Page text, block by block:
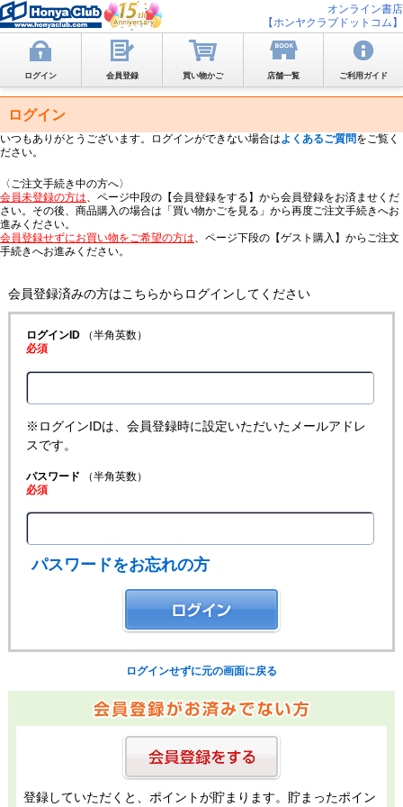
オンライン書店
【ホンヤクラブドットコム】
ログイン 会員登録 買い物かご 店舗一覧 ご利用ガイド
ログイン
いつもありがとうございます。ログインができない場合はよくあるご質問をご覧く
ださい。
〈ご注文手続き中の方へ〉
会員未登録の方は、ページ中段の【会員登録をする】から会員登録をお済ませくだ
さい。その後、商品購入の場合は「買い物かごを見る」から再度ご注文手続きへお
進みください。
会員登録せずにお買い物をご希望の方は、ページ下段の【ゲスト購入】からご注文
手続きへお進みください。
会員登録済みの方はこちらからログインしてください
ログインID（半角英数）
必須
※ログインIDは、会員登録時に設定いただいたメールアドレ
スです。
パスワード （半角英数）
必須
パスワードをお忘れの方
ログインせずに元の画面に戻る
登録していただくと、ポイントが貯まります。貯まったポイン